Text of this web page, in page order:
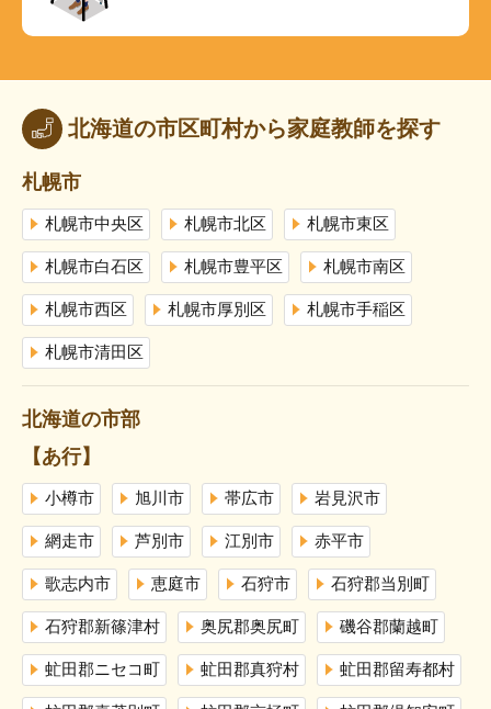
北海道の市区町村から家庭教師を探す
札幌市
札幌市中央区 札幌市北区 札幌市東区
札幌市白石区 札幌市豊平区 札幌市南区
札幌市西区 札幌市厚別区 札幌市手稲区
札幌市清田区
北海道の市部
【あ行】
小樽市 旭川市 帯広市 岩見沢市
網走市 芦別市 江別市 赤平市
歌志内市 恵庭市 石狩市 石狩郡当別町
石狩郡新篠津村 奥尻郡奥尻町 磯谷郡蘭越町
虻田郡ニセコ町 虻田郡真狩村 虻田郡留寿都村